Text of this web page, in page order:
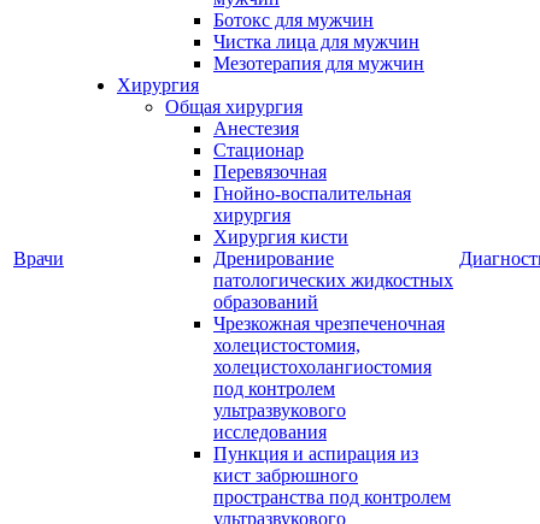
Врачи
Ботокс для мужчин
Чистка лица для мужчин
Мезотерапия для мужчин
Хирургия
Общая хирургия
Анестезия
Стационар
Перевязочная
Гнойно-воспалительная
хирургия
Хирургия кисти
Дренирование
патологических жидкостных
образований
Чрезкожная чрезпеченочная
холецистостомия,
холецистохолангиостомия
под контролем
ультразвукового
исследования
Пункция и аспирация из
кист забрюшного
пространства под контролем
ультразвукового